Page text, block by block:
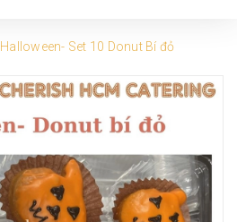
Halloween- Set 10 Donut Bí đỏ